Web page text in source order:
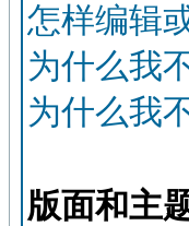
怎样编辑
为什么我
为什么我
版面和主